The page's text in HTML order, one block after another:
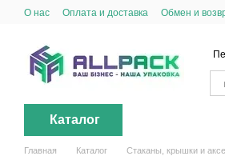
Перейти к основному контенту
О нас Оплата и доставка Обмен и
Каталог
Главная Каталог Стаканы, крышки и